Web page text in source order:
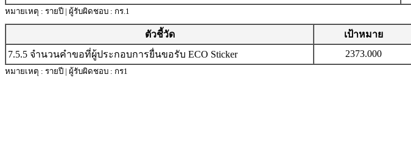
หมายเหตุ : รายปี | ผู้รับผิดชอบ : กร.1
ตัวชี้วัด เป้าหมาย
7.5.5 จำนวนคำขอที่ผู้ประกอบการยื่นขอรับ ECO Sticker
2373.000
หมายเหตุ : รายปี | ผู้รับผิดชอบ : กร1